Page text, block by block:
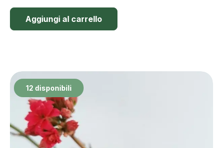
Aggiungi al carrello
12 disponibili